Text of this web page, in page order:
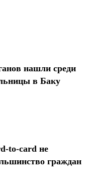
нашли среди
в Баку
to-card не
граждан